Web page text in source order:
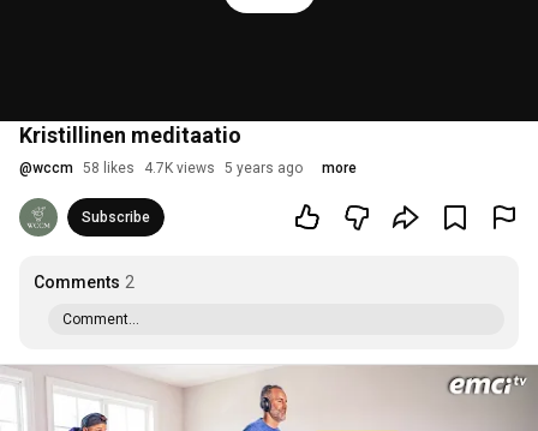
Kristillinen meditaatio
@wccm 58 likes 4.7K views 5 years ago more
Subscribe
Comments 2
Comment...